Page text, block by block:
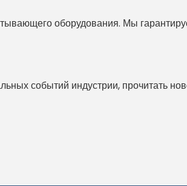
оборудования. Мы
событий индустрии, прочитать